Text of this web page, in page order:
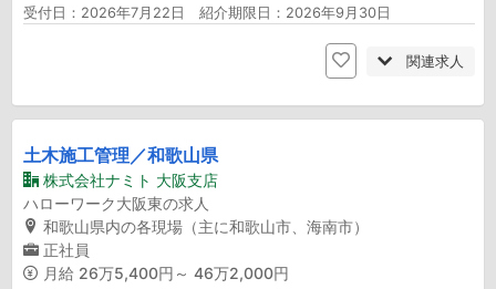
受付日：2026年7月22日 紹介期限日：2026年9月30日
関連求人
土木施工管理／和歌山県
株式会社ナミト 大阪支店
ハローワーク大阪東の求人
和歌山県内の各現場（主に和歌山市、海南市）
正社員
月給 26万5,400円～ 46万2,000円